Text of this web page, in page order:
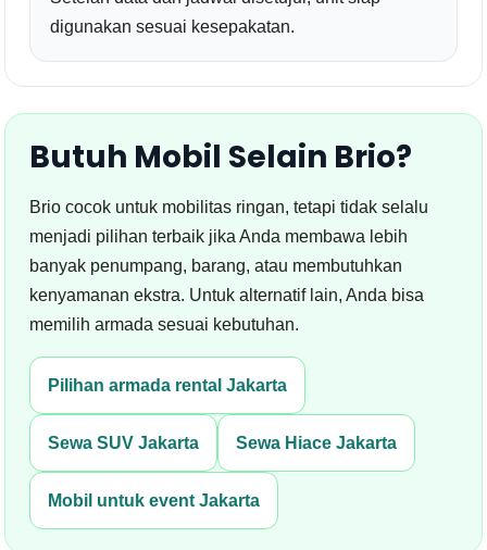
digunakan sesuai kesepakatan.
Butuh Mobil Selain Brio?
Brio cocok untuk mobilitas ringan, tetapi tidak selalu
menjadi pilihan terbaik jika Anda membawa lebih
banyak penumpang, barang, atau membutuhkan
kenyamanan ekstra. Untuk alternatif lain, Anda bisa
memilih armada sesuai kebutuhan.
Pilihan armada rental Jakarta
Sewa SUV Jakarta Sewa Hiace Jakarta
Mobil untuk event Jakarta